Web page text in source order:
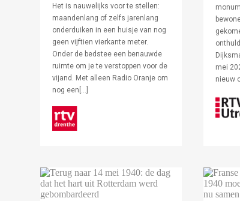
Het is nauwelijks voor te stellen:
maandenlang of zelfs jarenlang
onderduiken in een huisje van nog
geen vijftien vierkante meter.
Onder de bedstee een benauwde
ruimte om je te verstoppen voor de
vijand. Met alleen Radio Oranje om
nog een[…]
mei
nieuw